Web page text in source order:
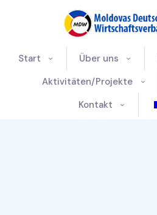
Start Über uns
Aktivitäten/Projekte
Kontakt